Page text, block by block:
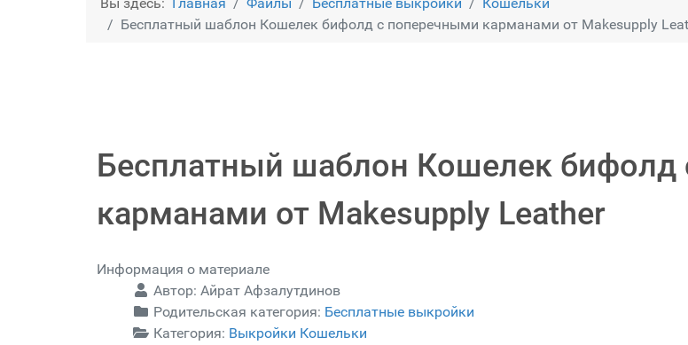
Вы здесь: Главная Файлы Бесплатные выкройки
Кошельки
Бесплатный шаблон Кошелек бифолд с поперечными карманами от Makesupply
Бесплатный шаблон Кошелек бифолд
карманами от Makesupply Leather
Информация о материале
Автор: Айрат Афзалутдинов
Родительская категория: Бесплатные выкройки
Категория: Выкройки Кошельки